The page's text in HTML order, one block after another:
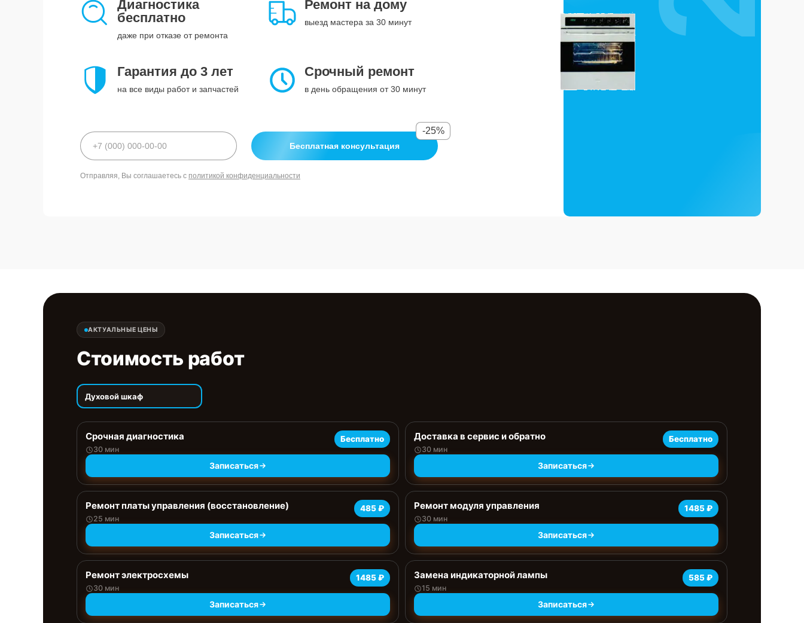
Диагностика
бесплатно
даже при отказе от ремонта
Ремонт на дому
выезд мастера за 30 минут
Гарантия до 3 лет
на все виды работ и запчастей
Срочный ремонт
в день обращения от 30 минут
Бесплатная консультация
-25%
Отправляя, Вы соглашаетесь с политикой конфиденциальности
АКТУАЛЬНЫЕ ЦЕНЫ
Стоимость работ
Духовой шкаф
Срочная диагностика
30 мин
Бесплатно
Записаться
Доставка в сервис и обратно
30 мин
Бесплатно
Записаться
Ремонт платы управления (восстановление)
25 мин
485 ₽
Записаться
Ремонт модуля управления
30 мин
1485 ₽
Записаться
Ремонт электросхемы
30 мин
1485 ₽
Записаться
Замена индикаторной лампы
15 мин
585 ₽
Записаться